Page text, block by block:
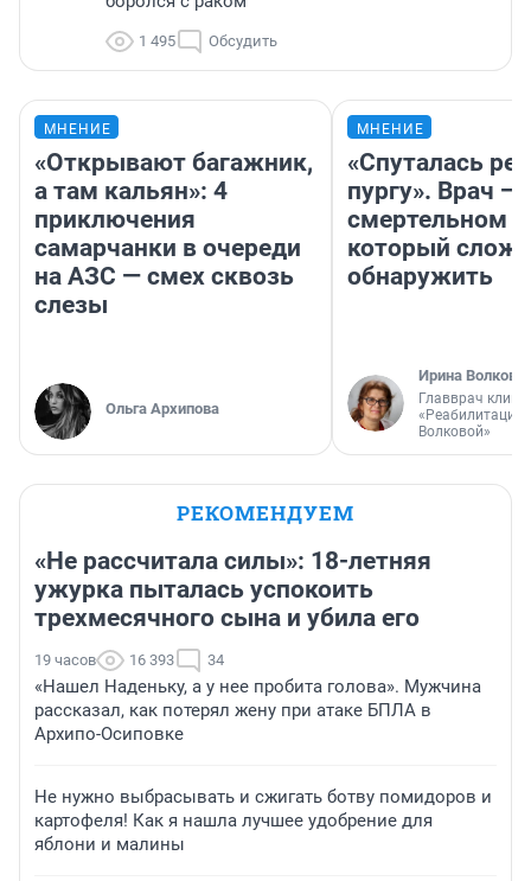
1 495 Обсудить
МНЕНИЕ
«Открывают багажник,
а там кальян»: 4
приключения
самарчанки в очереди
на АЗС — смех сквозь
слезы
Ольга Архипова
МНЕНИЕ
«Спуталась
пургу». Врач —
смертельном
который
обнаружить
Ирина Волкова
Главврач
«Реабилитация
Волковой»
РЕКОМЕНДУЕМ
«Не рассчитала силы»: 18-летняя
ужурка пыталась успокоить
трехмесячного сына и убила его
19 часов 16 393 34
«Нашел Наденьку, а у нее пробита голова». Мужчина
рассказал, как потерял жену при атаке БПЛА в
Архипо-Осиповке
Не нужно выбрасывать и сжигать ботву помидоров и
картофеля! Как я нашла лучшее удобрение для
яблони и малины